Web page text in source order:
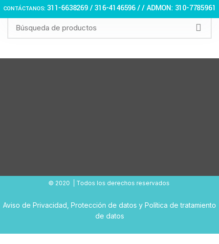
CONTÁCTANOS: 311-6638269 /316-4146596 / / ADMON: 310-7785961
© 2020 | Todos los derechos reservados
Aviso de Privacidad Protección de datos y Política de tratamiento
de datos